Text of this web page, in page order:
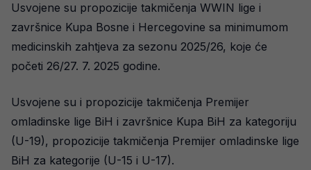
Usvojene su propozicije takmičenja WWIN lige i
završnice Kupa Bosne i Hercegovine sa minimumom
medicinskih zahtjeva za sezonu 2025/26, koje će
početi 26/27. 7. 2025 godine.
Usvojene su i propozicije takmičenja Premijer
omladinske lige BiH i završnice Kupa BiH za kategoriju
(U-19), propozicije takmičenja Premijer omladinske lige
BiH za kategorije (U-15 i U-17).